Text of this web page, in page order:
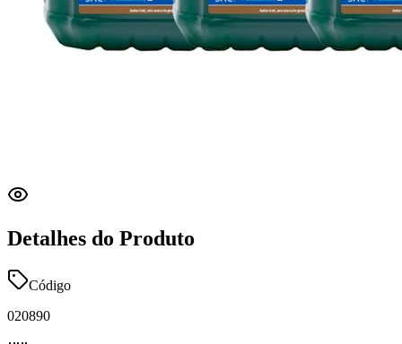
Detalhes do Produto
Código
020890